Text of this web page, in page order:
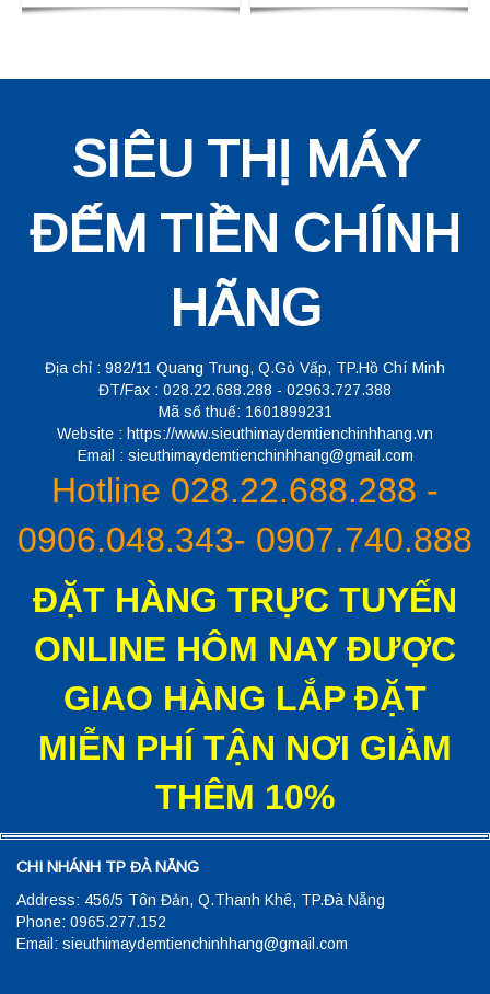
SIÊU THỊ MÁY
ĐẾM TIỀN CHÍNH
HÃNG
Địa chỉ : 982/11 Quang Trung, Q.Gò Vấp, TP.Hồ Chí Minh
ĐT/Fax : 028.22.688.288 - 02963.727.388
Mã số thuế: 1601899231
Website : https://www.sieuthimaydemtienchinhhang.vn
Email : sieuthimaydemtienchinhhang@gmail.com
Hotline 028.22.688.288 -
0906.048.343- 0907.740.888
ĐẶT HÀNG TRỰC TUYẾN
ONLINE HÔM NAY ĐƯỢC
GIAO HÀNG LẮP ĐẶT
MIỄN PHÍ TẬN NƠI GIẢM
THÊM 10%
CHI NHÁNH TP ĐÀ NẴNG
Address: 456/5 Tôn Đản, Q.Thanh Khê, TP.Đà Nẵng
Phone: 0965.277.152
Email: sieuthimaydemtienchinhhang@gmail.com